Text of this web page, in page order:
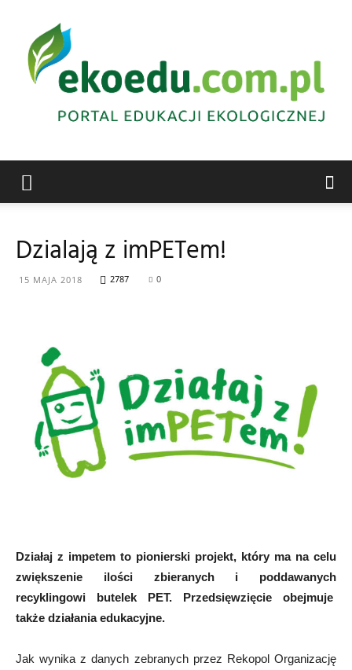
Dzialają z imPETem!
15 MAJA 2018 2787 0
Działaj z impetem to pionierski projekt, który ma na celu
zwiększenie ilości zbieranych i poddawanych
recyklingowi butelek PET. Przedsięwzięcie obejmuje
także działania edukacyjne.
Jak wynika z danych zebranych przez Rekopol Organizację